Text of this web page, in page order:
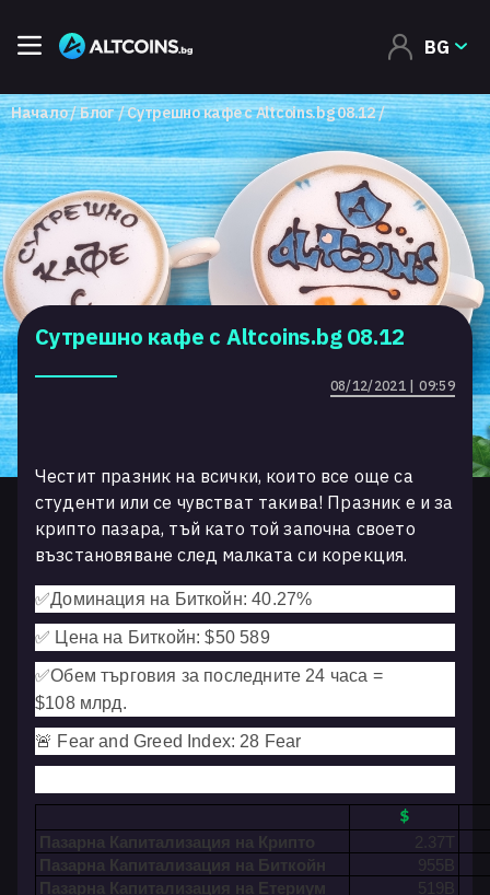
BG
Начало Блог Сутрешно кафе с Altcoins.bg 08.12
Сутрешно кафе с Altcoins.bg 08.12
08/12/2021 | 09:59
Честит празник на всички, които все още са
студенти или се чувстват такива! Празник е и за
крипто пазара, тъй като той започна своето
възстановяване след малката си корекция.
✅Доминация на Биткойн: 40.27%
✅ Цена на Биткойн: $50 589
✅Обем търговия за последните 24 часа =
$108 млрд.
🚨 Fear and Greed Index: 28 Fear
$
Пазарна Капитализация на Крипто
2.37T
Пазарна Капитализация на Биткойн
955B
Пазарна Капитализация на Етериум
519B